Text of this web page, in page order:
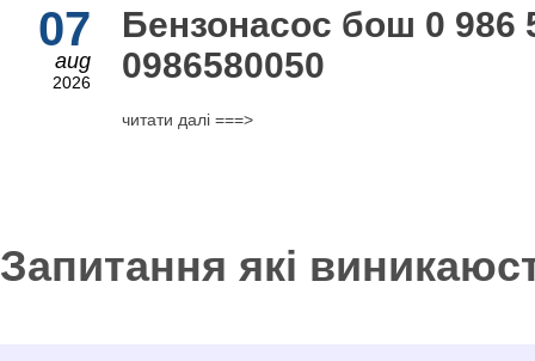
07
aug
2026
Бензонасос бош 0 986
0986580050
читати далі ===>
Запитання які